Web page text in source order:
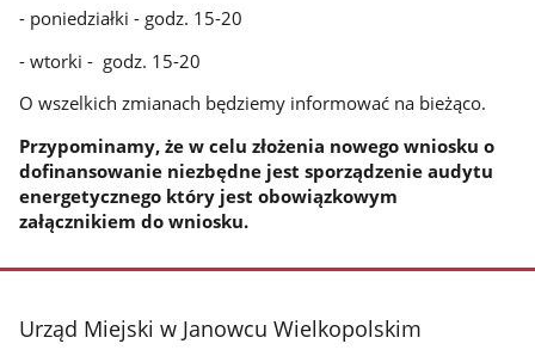
- poniedziałki - godz. 15-20
- wtorki - godz. 15-20
O wszelkich zmianach będziemy informować na bieżąco.
Przypominamy, że w celu złożenia nowego wniosku o
dofinansowanie niezbędne jest sporządzenie audytu
energetycznego który jest obowiązkowym
załącznikiem do wniosku.
stopka
Urząd Miejski w Janowcu Wielkopolskim